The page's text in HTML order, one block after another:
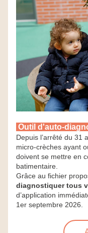
Outil d'auto-
Depuis l’arrêté du 31
micro-crèches ayant
doivent se mettre en
batimentaire.
Grâce au fichier
diagnostiquer tous
d’application
1er septembre 2026.